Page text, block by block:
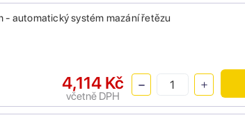
- automatický systém mazání řetězu
4,114 Kč
včetně DPH